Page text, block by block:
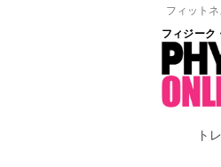
フィット
フィジーク
ト